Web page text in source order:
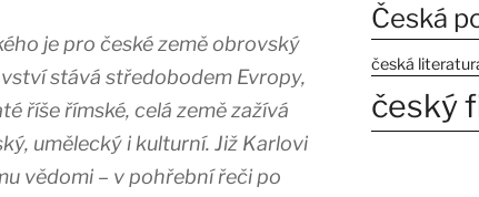
je pro české země obrovský
stává středobodem Evropy,
říše římské, celá země zažívá
umělecký i kulturní. Již Karlovi
vědomi – v pohřební řeči po
Česká
česká
český